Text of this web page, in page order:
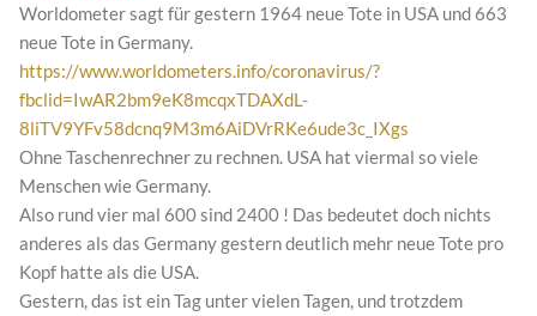
Worldometer sagt für gestern 1964 neue Tote in USA und 663
neue Tote in Germany.
https://www.worldometers.info/coronavirus/?
fbclid=IwAR2bm9eK8mcqxTDAXdL-
8liTV9YFv58dcnq9M3m6AiDVrRKe6ude3c_IXgs
Ohne Taschenrechner zu rechnen. USA hat viermal so viele
Menschen wie Germany.
Also rund vier mal 600 sind 2400 ! Das bedeutet doch nichts
anderes als das Germany gestern deutlich mehr neue Tote pro
Kopf hatte als die USA.
Gestern, das ist ein Tag unter vielen Tagen, und trotzdem